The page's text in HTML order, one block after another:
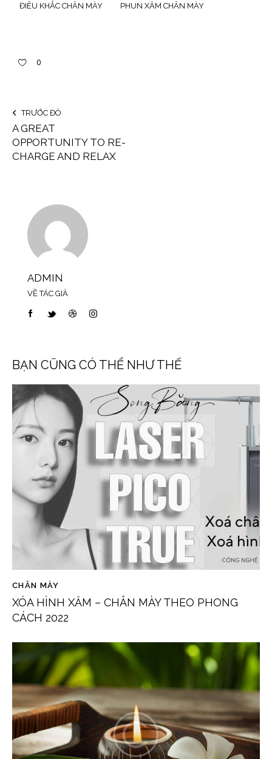
ĐIÊU KHẮC CHÂN MÀY PHUN XĂM CHÂN MÀY
0
TRƯỚC ĐÓ
A GREAT
OPPORTUNITY TO RE-
CHARGE AND RELAX
ADMIN
VỀ TÁC GIẢ
BẠN CŨNG CÓ THỂ NHƯ THẾ
CHÂN MÀY
XÓA HÌNH XĂM – CHÂN MÀY THEO PHONG
CÁCH 2022